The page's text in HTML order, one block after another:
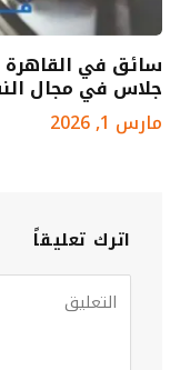
سائق في
جلاس في مجال
مارس 1, 2026
اترك تعليقاً